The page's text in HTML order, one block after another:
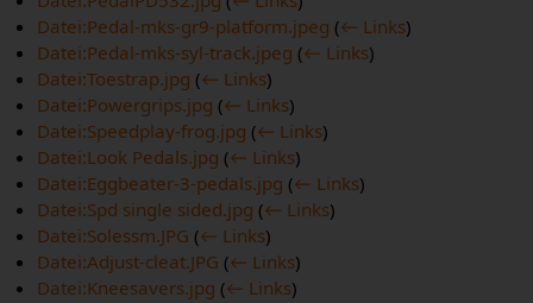
Datei:Pedal-mks-gr9-platform.jpeg (← Links)
Datei:Pedal-mks-syl-track.jpeg (← Links)
Datei:Toestrap.jpg (← Links)
Datei:Powergrips.jpg (← Links)
Datei:Speedplay-frog.jpg (← Links)
Datei:Look Pedals.jpg (← Links)
Datei:Eggbeater-3-pedals.jpg (← Links)
Datei:Spd single sided.jpg (← Links)
Datei:Solessm.JPG (← Links)
Datei:Adjust-cleat.JPG (← Links)
Datei:Kneesavers.jpg (← Links)